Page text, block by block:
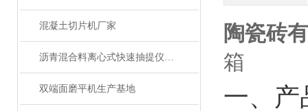
混凝土切片机厂家
沥青混合料离心式快速抽提仪专营
双端面磨平机生产基地
陶瓷砖
箱
一、产